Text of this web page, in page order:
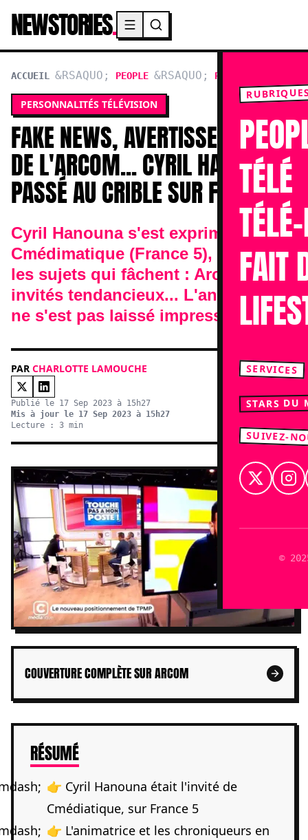
NEWSTORIES.
TÉLÉ
FAIT
SERVICES
STARS DU
SUIVEZ-
©
ACCUEIL PEOPLE PERSONNALITÉS
PERSONNALITÉS TÉLÉVISION
FAKE NEWS, AVERTISSEMENTS
DE L'ARCOM... CYRIL HANOUNA
PASSÉ AU CRIBLE SUR FRANCE 5
Cyril Hanouna s'est exprimé sur
Cmédimatique (France 5), sur tous
les sujets qui fâchent : Arcom,
invités tendancieux... L'animateur
ne s'est pas laissé impressionner.
PAR CHARLOTTE LAMOUCHE
Publié le 17 Sep 2023 à 15h27
Mis à jour le 17 Sep 2023 à 15h27
Lecture : 3 min
COUVERTURE COMPLÈTE SUR ARCOM
RÉSUMÉDE L'ARTICLE
👉 Cyril Hanouna était l'invité de
Cmédiatique, sur France 5
👉 L'animatrice et les chroniqueurs en